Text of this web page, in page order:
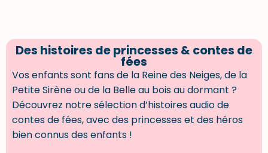
Des histoires de princesses & contes de
fées
Vos enfants sont fans de la Reine des Neiges, de la
Petite Sirène ou de la Belle au bois au dormant ?
Découvrez notre sélection d’histoires audio de
contes de fées, avec des princesses et des héros
bien connus des enfants !